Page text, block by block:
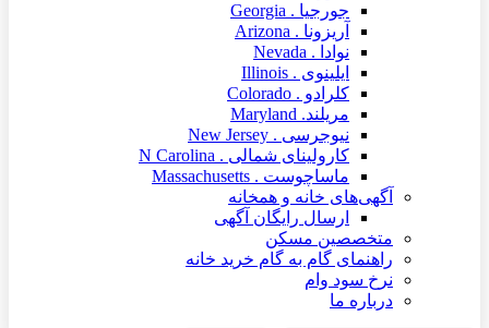
جورجیا . Georgia
آریزونا . Arizona
نوادا . Nevada
ایلینوی . Illinois
کلرادو . Colorado
مریلند. Maryland
نیوجرسی . New Jersey
کارولینای شمالی . N Carolina
ماساچوست . Massachusetts
آگهی‌های خانه و همخانه
ارسال رایگان آگهی
متخصصین مسکن
راهنمای گام به گام خرید خانه
نرخ سود وام
درباره ما